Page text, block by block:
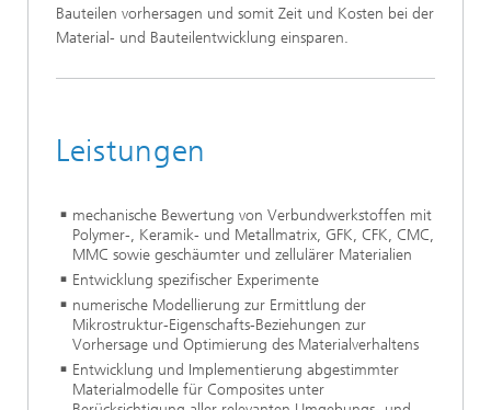
Bauteilen vorhersagen und somit Zeit und Kosten bei der
Material- und Bauteilentwicklung einsparen.
Leistungen
mechanische Bewertung von Verbundwerkstoffen mit
Polymer-, Keramik- und Metallmatrix, GFK, CFK, CMC,
MMC sowie geschäumter und zellulärer Materialien
Entwicklung spezifischer Experimente
numerische Modellierung zur Ermittlung der
Mikrostruktur-Eigenschafts-Beziehungen zur
Vorhersage und Optimierung des Materialverhaltens
Entwicklung und Implementierung abgestimmter
Materialmodelle für Composites unter